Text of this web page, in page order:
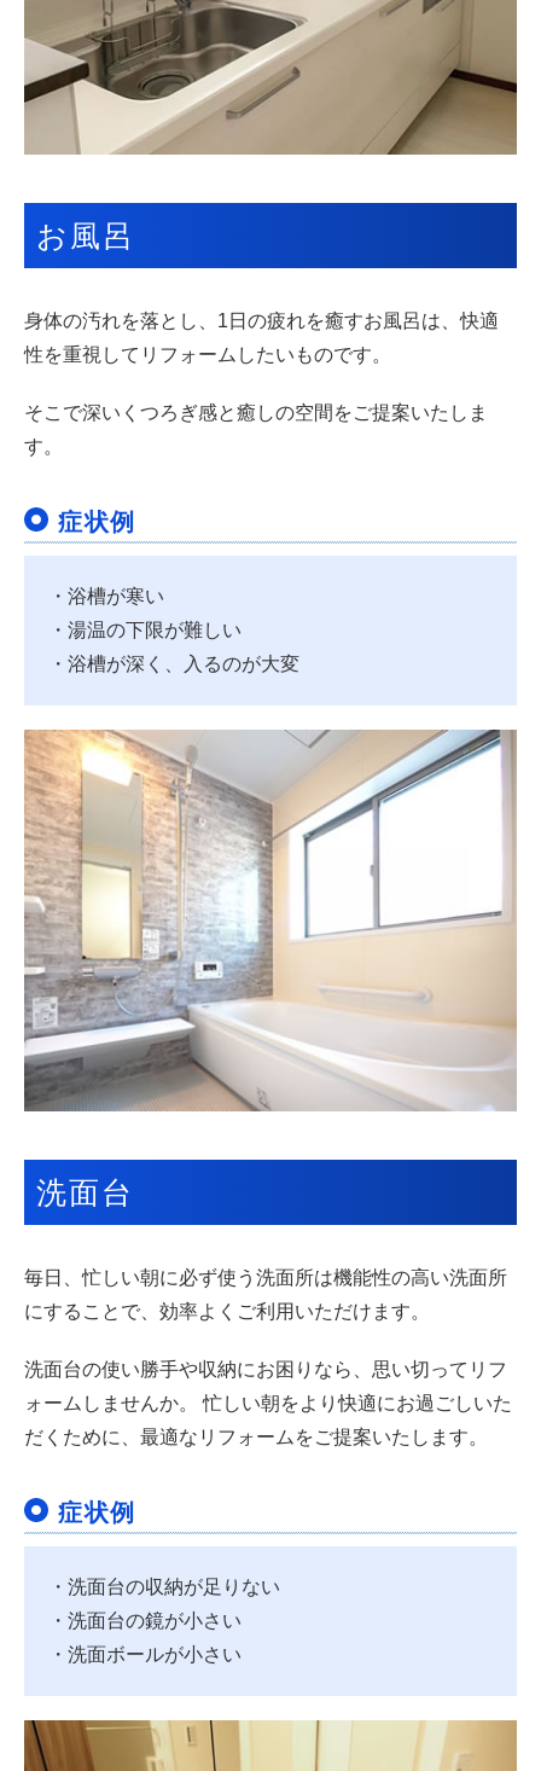
お風呂
身体の汚れを落とし、1日の疲れを癒すお風呂は、快適
性を重視してリフォームしたいものです。
そこで深いくつろぎ感と癒しの空間をご提案いたしま
す。
症状例
・浴槽が寒い
・湯温の下限が難しい
・浴槽が深く、入るのが大変
洗面台
毎日、忙しい朝に必ず使う洗面所は機能性の高い洗面所
にすることで、効率よくご利用いただけます。
洗面台の使い勝手や収納にお困りなら、思い切ってリフ
ォームしませんか。 忙しい朝をより快適にお過ごしいた
だくために、最適なリフォームをご提案いたします。
症状例
・洗面台の収納が足りない
・洗面台の鏡が小さい
・洗面ボールが小さい